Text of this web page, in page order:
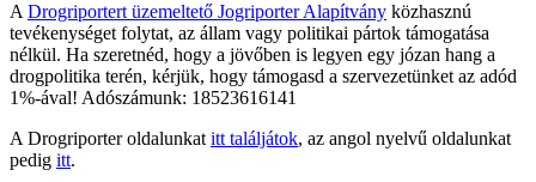
A Drogriportert üzemeltető Jogriporter Alapítvány közhasznú
tevékenységet folytat, az állam vagy politikai pártok támogatása
nélkül. Ha szeretnéd, hogy a jövőben is legyen egy józan hang a
drogpolitika terén, kérjük, hogy támogasd a szervezetünket az adód
1%-ával! Adószámunk: 18523616141
A Drogriporter oldalunkat itt találjátok, az angol nyelvű oldalunkat
pedig itt.